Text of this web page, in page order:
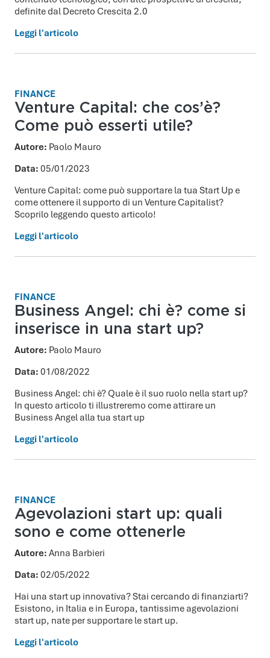
definite dal Decreto Crescita 2.0
Leggi l'articolo
FINANCE
Venture Capital: che cos’è?
Come può esserti utile?
Autore: Paolo Mauro
Data: 05/01/2023
Venture Capital: come può supportare la tua Start Up e
come ottenere il supporto di un Venture Capitalist?
Scoprilo leggendo questo articolo!
Leggi l'articolo
FINANCE
Business Angel: chi è? come si
inserisce in una start up?
Autore: Paolo Mauro
Data: 01/08/2022
Business Angel: chi è? Quale è il suo ruolo nella start up?
In questo articolo ti illustreremo come attirare un
Business Angel alla tua start up
Leggi l'articolo
FINANCE
Agevolazioni start up: quali
sono e come ottenerle
Autore: Anna Barbieri
Data: 02/05/2022
Hai una start up innovativa? Stai cercando di finanziarti?
Esistono, in Italia e in Europa, tantissime agevolazioni
start up, nate per supportare le start up.
Leggi l'articolo